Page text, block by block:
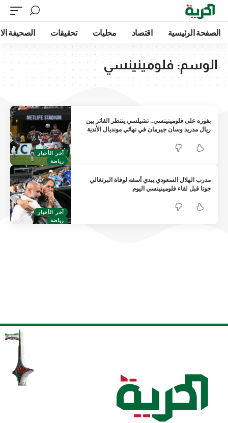
الصفحة الرئيسية اقتصاد محليات تحقيقات الصحيفة
الوسم: فلومينينسي
آخر الأخبار
رياضة
بفوزه على فلومينينسي.. تشيلسي ينتظر الفائز بين
ريال مدريد وسان جيرمان في نهائي مونديال الأندية
آخر الأخبار
رياضة
مدرب الهلال السعودي يبدي أسفه لوفاة البرتغالي
جوتا قبل لقاء فلومينينسي اليوم